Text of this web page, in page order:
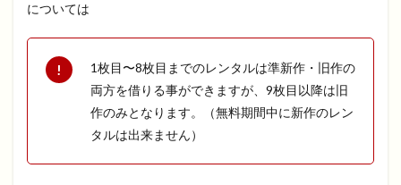
については
1枚目〜8枚目までのレンタルは準新作・旧作の
両方を借りる事ができますが、9枚目以降は旧
作のみとなります。（無料期間中に新作のレン
タルは出来ません）